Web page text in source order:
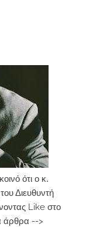
ότι ο κ.
Διευθυντή
Like στο
άρθρα -->